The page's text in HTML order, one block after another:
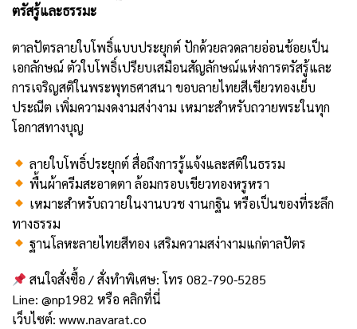
ตรัสรู้และธรรมะ
ตาลปัตรลายใบโพธิ์แบบประยุกต์ ปักด้วยลวดลายอ่อนช้อยเป็น
เอกลักษณ์ ตัวใบโพธิ์เปรียบเสมือนสัญลักษณ์แห่งการตรัสรู้และ
การเจริญสติในพระพุทธศาสนา ขอบลายไทยสีเขียวทองเย็บ
ประณีต เพิ่มความงดงามสง่างาม เหมาะสำหรับถวายพระในทุก
โอกาสทางบุญ
ลายใบโพธิ์ประยุกต์ สื่อถึงการรู้แจ้งและสติในธรรม
พื้นผ้าครีมสะอาดตา ล้อมกรอบเขียวทองหรูหรา
เหมาะสำหรับถวายในงานบวช งานกฐิน หรือเป็นของที่ระลึก
ทางธรรม
ฐานโลหะลายไทยสีทอง เสริมความสง่างามแก่ตาลปัตร
สนใจสั่งซื้อ / สั่งทำพิเศษ: โทร 082-790-5285
Line: @np1982 หรือ คลิกที่นี่
เว็บไซต์: www.navarat.co